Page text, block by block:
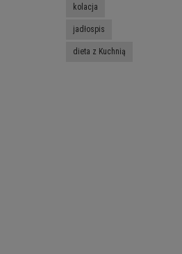
kolacja
jadłospis
dieta z Kuchnią